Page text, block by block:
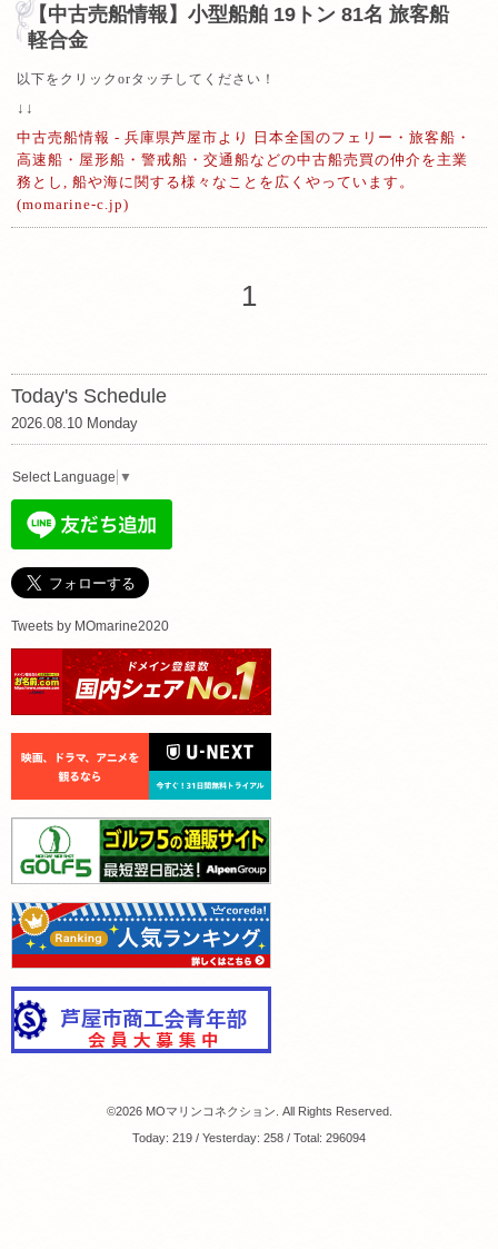
【中古売船情報】小型船舶 19トン 81名 旅客船
軽合金
以下をクリックorタッチしてください！
↓↓
中古売船情報 - 兵庫県芦屋市より 日本全国のフェリー・旅客船・
高速船・屋形船・警戒船・交通船などの中古船売買の仲介を主業
務とし, 船や海に関する様々なことを広くやっています。
(momarine-c.jp)
1
Today's Schedule
2026.08.10 Monday
Select Language ▼
Tweets by MOmarine2020
©2026 MOマリンコネクション . All Rights Reserved.
Today: 219 / Yesterday: 258 / Total: 296094